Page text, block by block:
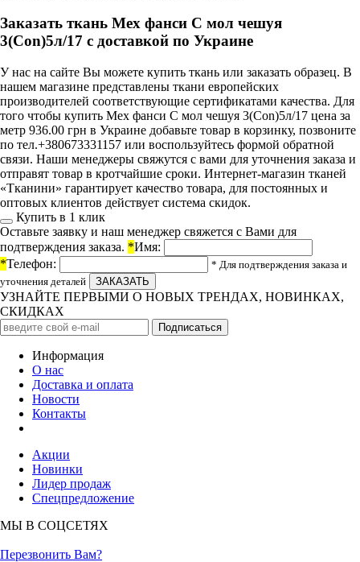
Заказать ткань Мех фанси С мол чешуя
3(Con)5л/17 с доставкой по Украине
У нас на сайте Вы можете купить ткань или заказать образец. В
нашем магазине представлены ткани европейских
производителей соответствующие сертификатами качества. Для
того чтобы купить Мех фанси С мол чешуя 3(Con)5л/17 цена за
метр 936.00 грн в Украине добавьте товар в корзинку, позвоните
по тел.+380673331157 или воспользуйтесь формой обратной
связи. Наши менеджеры свяжутся с вами для уточнения заказа и
отправят товар в кротчайшие сроки. Интернет-магазин тканей
«Тканини» гарантирует качество товара, для постоянных и
оптовых клиентов действует система скидок.
Купить в 1 клик
Оставьте заявку и наш менеджер свяжется с Вами для
подтверждения заказа. *Имя:
*Телефон:
* Для подтверждения заказа и
уточнения деталей
УЗНАЙТЕ ПЕРВЫМИ О НОВЫХ ТРЕНДАХ, НОВИНКАХ,
СКИДКАХ
Информация
О нас
Доставка и оплата
Новости
Контакты
Акции
Новинки
Лидер продаж
Спецпредложение
МЫ В СОЦСЕТЯХ
Перезвонить Вам?